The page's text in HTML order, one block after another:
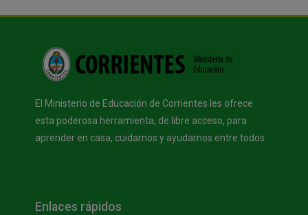
El Ministerio de Educación de Corrientes les ofrece
esta poderosa herramienta, de libre acceso, para
aprender en casa, cuidarnos y ayudarnos entre todos.
Bloques
Enlaces rápidos